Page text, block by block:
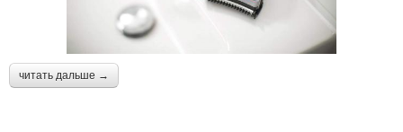
Многослойная стрижка Стрижки на прямые
читать дальше →